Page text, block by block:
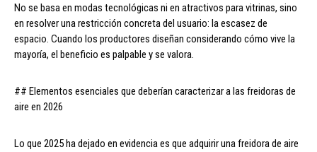
No se basa en modas tecnológicas ni en atractivos para vitrinas, sino
en resolver una restricción concreta del usuario: la escasez de
espacio. Cuando los productores diseñan considerando cómo vive la
mayoría, el beneficio es palpable y se valora.
## Elementos esenciales que deberían caracterizar a las freidoras de
aire en 2026
Lo que 2025 ha dejado en evidencia es que adquirir una freidora de aire